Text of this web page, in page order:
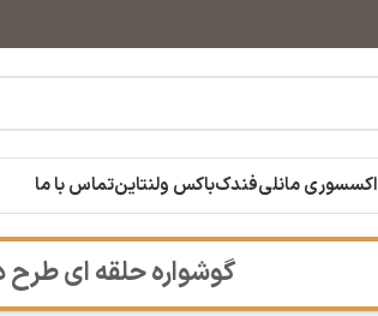
اکسسوری مانلیفندکباکس ولنتاینتماس با ما
گوشواره حلقه ای طرح